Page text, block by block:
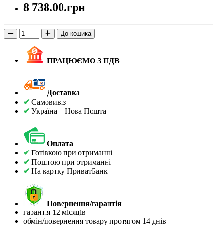
8 738.00.грн
До кошика
ПРАЦЮЄМО З ПДВ
Доставка
✔ Самовивіз
✔ Україна – Нова Пошта
Оплата
✔ Готівкою при отриманні
✔ Поштою при отриманні
✔ На картку ПриватБанк
Повернення/гарантія
гарантія 12 місяців
обмін/повернення товару протягом 14 днів